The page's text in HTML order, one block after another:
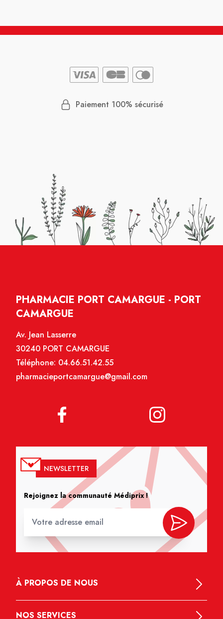
Paiement 100% sécurisé
PHARMACIE PORT CAMARGUE - PORT
CAMARGUE
Av. Jean Lasserre
30240 PORT CAMARGUE
Téléphone: 04.66.51.42.55
pharmacieportcamargue@gmail.com
NEWSLETTER
Rejoignez la communauté Médiprix !
À PROPOS DE NOUS
NOS SERVICES